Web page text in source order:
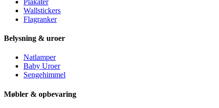
Wallstickers
Flagranker
Belysning & uroer
Natlamper
Baby Uroer
Sengehimmel
Møbler & opbevaring